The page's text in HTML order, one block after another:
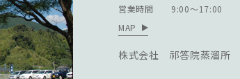
営業時間
9:00～17:00
MAP
株式会社 祁答院蒸溜所